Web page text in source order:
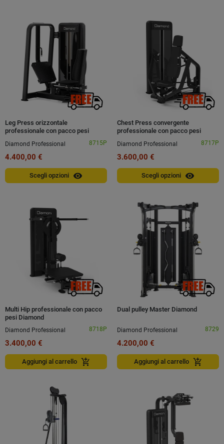
Leg Press orizzontale
professionale con pacco pesi
Diamond Professional 8715P
4.400,00 €
Scegli opzioni visibility
Chest Press convergente
professionale con pacco pesi
Diamond Professional 8717P
3.600,00 €
Scegli opzioni visibility
Multi Hip professionale con pacco
pesi Diamond
Diamond Professional
8718P
3.400,00 €
Aggiungi al carrello add_shopping_cart
Dual pulley Master Diamond
Diamond Professional 8729
4.200,00 €
Aggiungi al carrello add_shopping_cart